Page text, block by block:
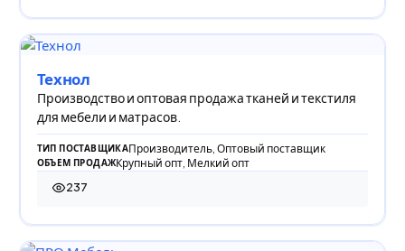
Технол
Производство и оптовая продажа тканей и текстиля
для мебели и матрасов.
ТИП ПОСТАВЩИКАПроизводитель, Оптовый поставщик
ОБЪЕМ ПРОДАЖКрупный опт, Мелкий опт
237
237 просмотров